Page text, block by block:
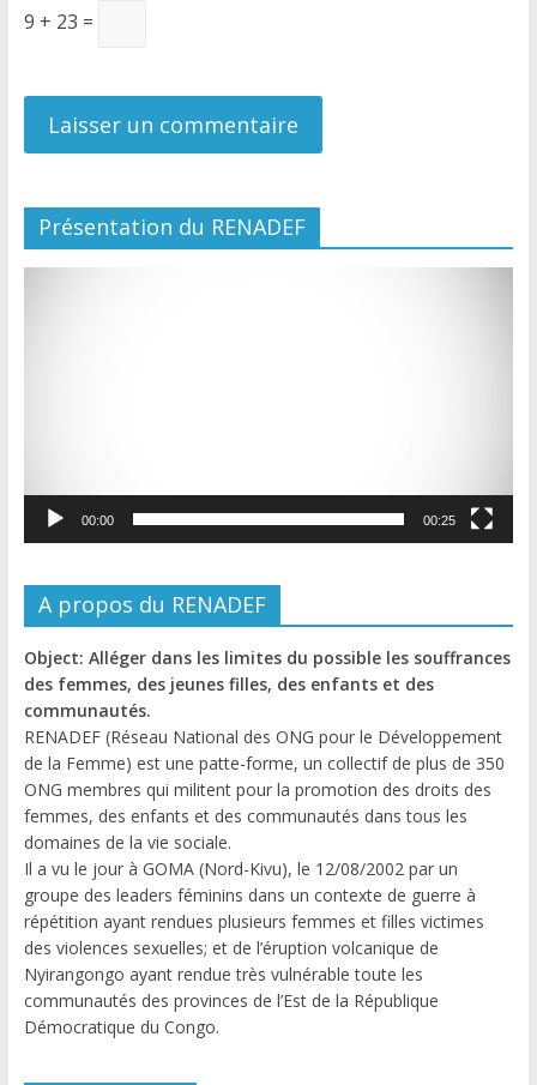
9 + 23 =
Présentation du RENADEF
00:00 00:25
A propos du RENADEF
Object: Alléger dans les limites du possible les souffrances
des femmes, des jeunes filles, des enfants et des
communautés.
RENADEF (Réseau National des ONG pour le Développement
de la Femme) est une patte-forme, un collectif de plus de 350
ONG membres qui militent pour la promotion des droits des
femmes, des enfants et des communautés dans tous les
domaines de la vie sociale.
Il a vu le jour à GOMA (Nord-Kivu), le 12/08/2002 par un
groupe des leaders féminins dans un contexte de guerre à
répétition ayant rendues plusieurs femmes et filles victimes
des violences sexuelles; et de l’éruption volcanique de
Nyirangongo ayant rendue très vulnérable toute les
communautés des provinces de l’Est de la République
Démocratique du Congo.